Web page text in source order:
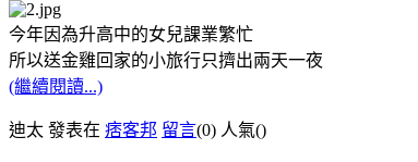
今年因為升高中的女兒課業繁忙
所以送金雞回家的小旅行只擠出兩天一夜
(繼續閱讀...)
迪太 發表在 痞客邦 留言(0) 人氣()